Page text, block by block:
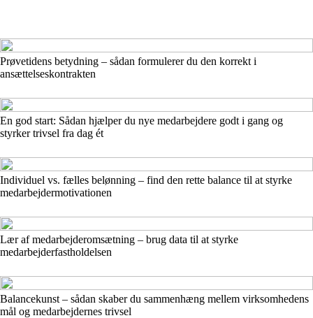
Prøvetidens betydning – sådan formulerer du den korrekt i
ansættelseskontrakten
En god start: Sådan hjælper du nye medarbejdere godt i gang og
styrker trivsel fra dag ét
Individuel vs. fælles belønning – find den rette balance til at styrke
medarbejdermotivationen
Lær af medarbejderomsætning – brug data til at styrke
medarbejderfastholdelsen
Balancekunst – sådan skaber du sammenhæng mellem virksomhedens
mål og medarbejdernes trivsel